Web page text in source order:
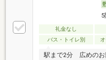
礼金なし
バス・トイレ別
駅まで2分 広めのお